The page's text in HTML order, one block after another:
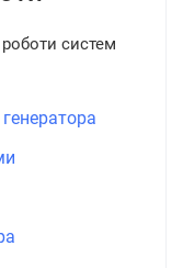
систем